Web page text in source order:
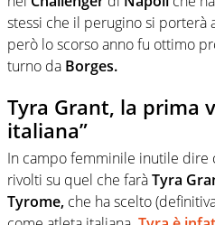
stessi che il perugino si porterà
però lo scorso anno fu ottimo
turno da Borges.
Tyra Grant, la prima
italiana”
In campo femminile inutile dire
rivolti su quel che faràTyra
Tyrome, che ha scelto